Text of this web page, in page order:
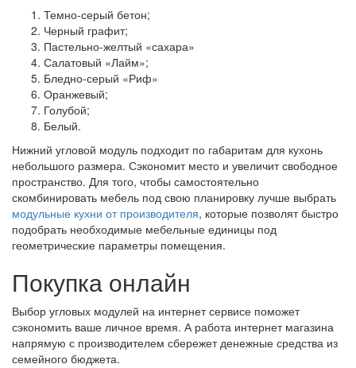
Темно-серый бетон;
Черный графит;
Пастельно-желтый «сахара»
Салатовый «Лайм»;
Бледно-серый «Риф»
Оранжевый;
Голубой;
Белый.
Нижний угловой модуль подходит по габаритам для кухонь
небольшого размера. Сэкономит место и увеличит свободное
пространство. Для того, чтобы самостоятельно
скомбинировать мебель под свою планировку лучше выбрать
модульные кухни от производителя, которые позволят быстро
подобрать необходимые мебельные единицы под
геометрические параметры помещения.
Покупка онлайн
Выбор угловых модулей на интернет сервисе поможет
сэкономить ваше личное время. А работа интернет магазина
напрямую с производителем сбережет денежные средства из
семейного бюджета.